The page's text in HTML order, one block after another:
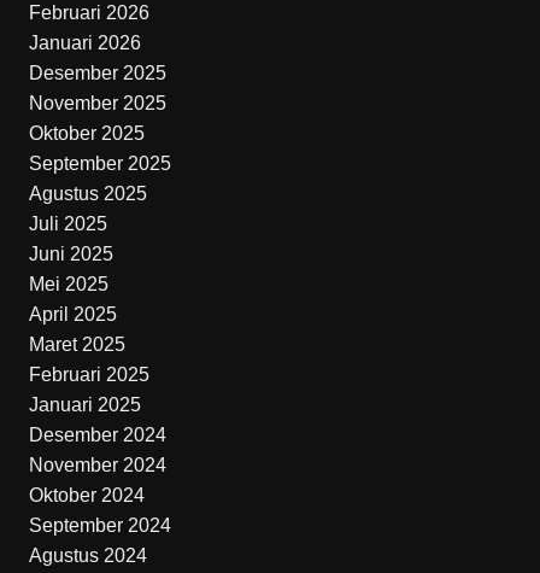
Februari 2026
Januari 2026
Desember 2025
November 2025
Oktober 2025
September 2025
Agustus 2025
Juli 2025
Juni 2025
Mei 2025
April 2025
Maret 2025
Februari 2025
Januari 2025
Desember 2024
November 2024
Oktober 2024
September 2024
Agustus 2024